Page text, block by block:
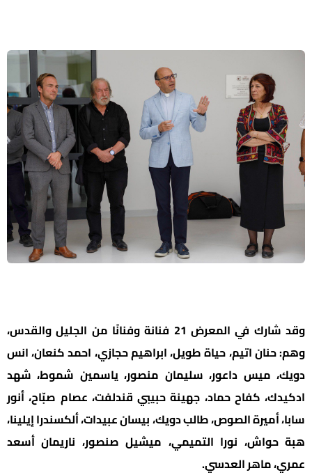
وقد شارك في المعرض 21 فنانة وفنانًا من الجليل والقدس،
وهم: حنان اتيم، حياة طويل، ابراهيم حجازي، احمد كنعان، انس
دويك، ميس داعور، سليمان منصور، ياسمين شموط، شهد
ادكيدك، كفاح حماد، جهينة حبيبي قندلفت، عصام صبّاح، أنور
سابا، أميرة الصوص، طالب دويك، بيسان عبيدات، ألكسندرا إيلينا،
هبة حواش، نورا التميمي، ميشيل صنصور، ناريمان أسعد
عمري، ماهر العدسي.